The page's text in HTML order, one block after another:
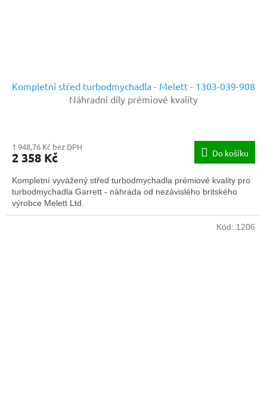
Kompletní střed turbodmychadla - Melett - 1303-039-908
Náhradní díly prémiové kvality
1 948,76 Kč bez DPH
2 358 Kč Do košíku
Kompletní vyvážený střed turbodmychadla prémiové kvality pro
turbodmychadla Garrett - náhrada od nezávislého britského
výrobce Melett Ltd.
Kód: 1206